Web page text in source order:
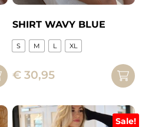
SHIRT WAVY BLUE
€ 30,95
S M L XL
product
meerdere
variaties.
Sale!